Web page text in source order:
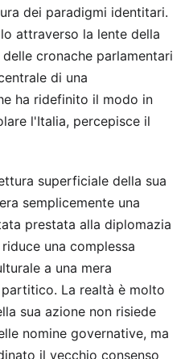
dei paradigmi identitari.
attraverso la lente della
cronache parlamentari
di una
ha ridefinito il modo in
l'Italia, percepisce il
superficiale della sua
semplicemente una
prestata alla diplomazia
una complessa
a una mera
La realtà è molto
sua azione non risiede
nomine governative, ma
il vecchio consenso